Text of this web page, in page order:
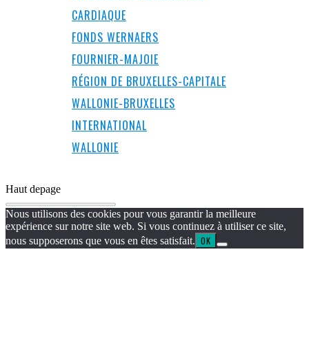
CARDIAQUE
FONDS WERNAERS
FOURNIER-MAJOIE
RÉGION DE BRUXELLES-CAPITALE
WALLONIE-BRUXELLES
INTERNATIONAL
WALLONIE
Haut depage
Nous utilisons des cookies pour vous garantir la meilleure
expérience sur notre site web. Si vous continuez à utiliser ce site,
nous supposerons que vous en êtes satisfait. OK